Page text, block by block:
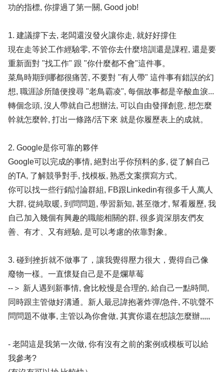
功的指標, 你撐過了第一關, Good job!
1. 建議撐下去, 老闆還沒發火讓你走, 就好好撐住
現在走等於工作經驗零, 不管你去什麼培訓還是課程, 還是要
重新面對 "找工作" 跟 "你什麼都不會"這件事。
菜鳥時期到哪都很痛苦, 不要對 "有人帶" 這件事有錯誤的幻
想, 職涯診所隨便搜尋 "老鳥霸凌", 每個故事都是辛酸血淚...
轉個念頭, 沒人帶就自己想辦法, 可以自由發揮創意, 想怎麼
幹就怎麼幹, 打出一條路/活下來 就是你履歷表上的成就。
2. Google是你可靠的夥伴
Google可以完成的事情, 絕對出乎你預料的多, 從了解自己
的TA, 了解競爭對手, 找模板, 熟悉文案撰寫方式。
你可以找一些行銷討論群組, FB跟Linkedin有很多千人萬人
大群, 從純取暖, 到問問題, 學習新知, 甚至徵才, 幫看履歷, 我
自己加入幾個有興趣的職能相關的群, 很多資深朋友們友
善、有才、又有經驗, 是可以考慮的依靠對象。
3. 碰到挫折就不做事了，讓我覺得壓力很大，覺得自己像
廢物一樣。一直懷疑自己是不是爛草莓
--＞ 新人遇到新事情, 會比較慢是合理的, 給自己一點時間,
同時跟主管做好溝通。新人最忌諱抱著炸彈/急件, 不吭聲不
問問題不做事, 主管以為你會做, 其實你還在想該怎麼辦,,,,,
- 老闆這是我第一次做, 你有沒有之前的案例或模板可以給
我參考?